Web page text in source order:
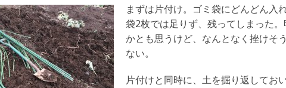
まずは片付け。ゴミ袋にどんどん入
袋2枚では足りず、残ってしまった。
かとも思うけど、なんとなく挫けそ
ない。
片付けと同時に、土を掘り返してお